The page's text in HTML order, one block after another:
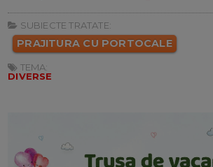
SUBIECTE TRATATE:
PRAJITURA CU PORTOCALE
TEMA:
DIVERSE